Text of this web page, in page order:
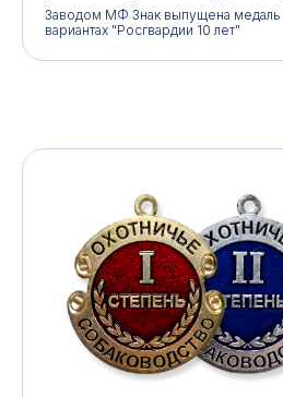
Заводом МФ Знак выпущена медаль
вариантах "Росгвардии 10 лет"